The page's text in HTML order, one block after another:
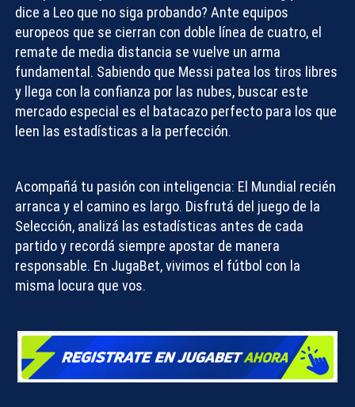
dice a Leo que no siga probando? Ante equipos
europeos que se cierran con doble línea de cuatro, el
remate de media distancia se vuelve un arma
fundamental. Sabiendo que Messi patea los tiros libres
y llega con la confianza por las nubes, buscar este
mercado especial es el batacazo perfecto para los que
leen las estadísticas a la perfección.
Acompañá tu pasión con inteligencia: El Mundial recién
arranca y el camino es largo. Disfrutá del juego de la
Selección, analizá las estadísticas antes de cada
partido y recordá siempre apostar de manera
responsable. En JugaBet, vivimos el fútbol con la
misma locura que vos.